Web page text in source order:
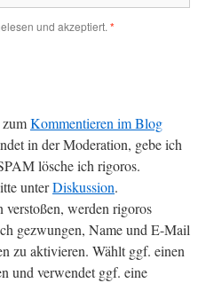
und akzeptiert. *
zumKommentieren im Blog
in der Moderation, gebe ich
lösche ich rigoros.
unterDiskussion.
verstoßen, werden rigoros
gezwungen, Name und E-Mail
zu aktivieren. Wählt ggf. einen
und verwendet ggf. eine